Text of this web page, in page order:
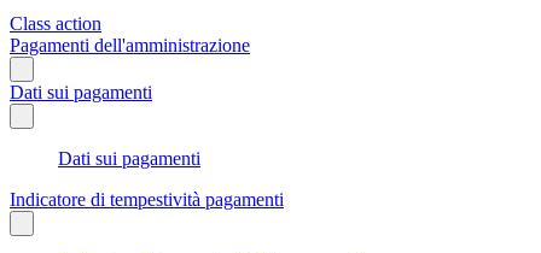
Class action
Pagamenti dell'amministrazione
Dati sui pagamenti
Dati sui pagamenti
Indicatore di tempestività pagamenti